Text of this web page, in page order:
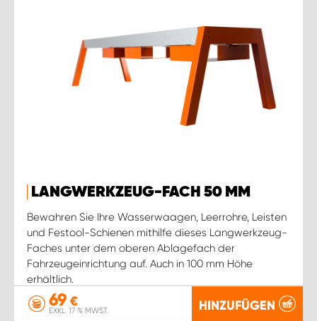
LANGWERKZEUG-FACH 50 MM
Bewahren Sie Ihre Wasserwaagen, Leerrohre, Leisten
und Festool-Schienen mithilfe dieses Langwerkzeug-
Faches unter dem oberen Ablagefach der
Fahrzeugeinrichtung auf. Auch in 100 mm Höhe
erhältlich.
69 €
EXKL. 17 % MWST. HINZUFÜGEN